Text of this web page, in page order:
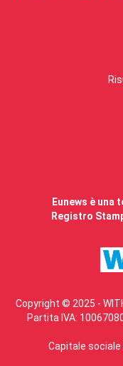
Eunews è
Registro
Copyright © 2025 -
Partita IVA:
Capitale